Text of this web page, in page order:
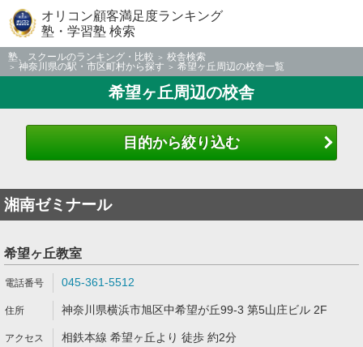
オリコン顧客満足度ランキング
塾・学習塾 検索
塾、スクールのランキング・比較
校舎検索
神奈川県の駅・市区町村から探す
希望ヶ丘周辺の校舎一覧
希望ヶ丘周辺の校舎
目的から絞り込む
湘南ゼミナール
希望ヶ丘教室
045-361-5512
神奈川県横浜市旭区中希望が丘99-3 第5山庄ビル 2F
相鉄本線 希望ヶ丘より 徒歩 約2分